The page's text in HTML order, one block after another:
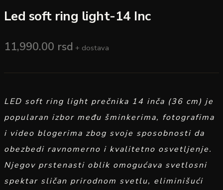
Led soft ring light-14 Inc
11,990.00 rsd + dostava
LED soft ring light prečnika 14 inča (36 cm) je
popularan izbor među šminkerima, fotografima
i video blogerima zbog svoje sposobnosti da
obezbedi ravnomerno i kvalitetno osvetljenje.
Njegov prstenasti oblik omogućava svetlosni
spektar sličan prirodnom svetlu, eliminišući